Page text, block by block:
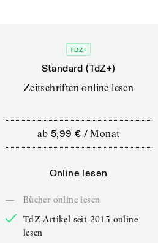
TDZ+
Standard (TdZ+)
Zeitschriften online lesen
ab 5,99 € /Monat
Online lesen
—
Bücher online lesen
TdZ-Artikel seit 2013 online
lesen